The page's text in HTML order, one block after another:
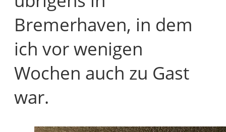
Bremerhaven, in dem
ich vor wenigen
Wochen auch zu Gast
war.